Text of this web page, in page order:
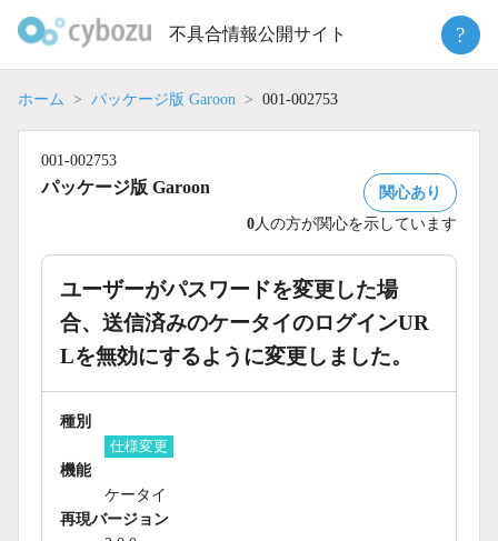
不具合情報公開サイト ?
ホーム パッケージ版 Garoon 001-002753
001-002753
パッケージ版 Garoon
関心あり
0 人の方が関心を示しています
ユーザーがパスワードを変更した場
合、送信済みのケータイのログインUR
Lを無効にするように変更しました。
種別
仕様変更
機能
ケータイ
再現バージョン